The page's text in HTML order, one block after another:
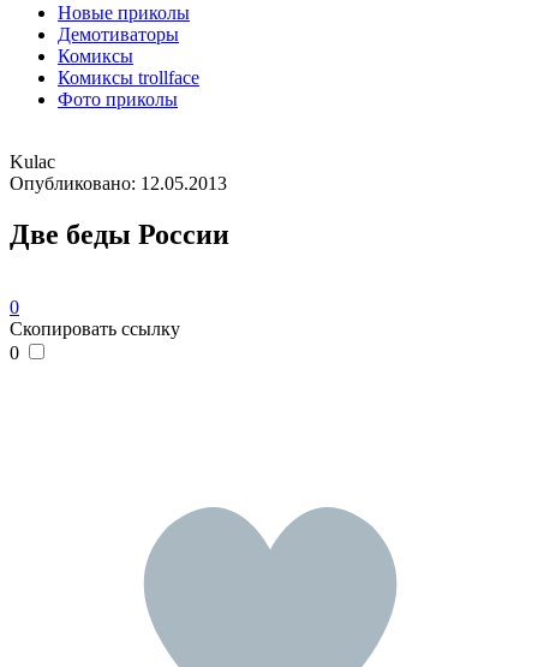
Новые приколы
Демотиваторы
Комиксы
Комиксы trollface
Фото приколы
Kulac
Опубликовано: 12.05.2013
Две беды России
0
Скопировать ссылку
0